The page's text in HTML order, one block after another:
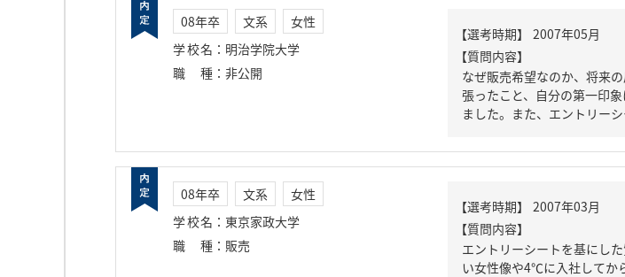
08年卒 文系
女性
学校名 ： 明治学院大学
職種 ： 非公開
【質問内容】
なぜ販売希望なのか、将来
張ったこと、自分の第一印
ました。また、エントリー
08年卒 文系
女性
学校名 ： 東京家政大学
職種 ： 販売
【質問内容】
エントリーシートを基にし
い女性像や4℃に入社してか